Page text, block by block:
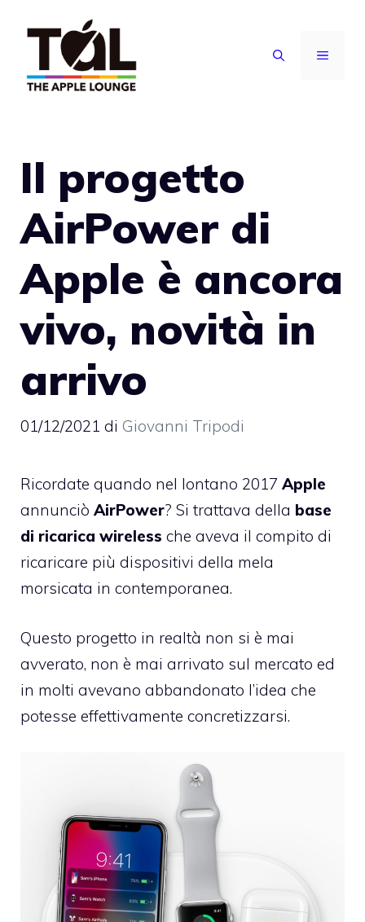
contenuto
MENU
Il progetto
AirPower di
Apple è ancora
vivo, novità in
arrivo
01/12/2021 di Giovanni Tripodi
Ricordate quando nel lontano 2017 Apple
annunciò AirPower? Si trattava della base
di ricarica wireless che aveva il compito di
ricaricare più dispositivi della mela
morsicata in contemporanea.
Questo progetto in realtà non si è mai
avverato, non è mai arrivato sul mercato ed
in molti avevano abbandonato l’idea che
potesse effettivamente concretizzarsi.